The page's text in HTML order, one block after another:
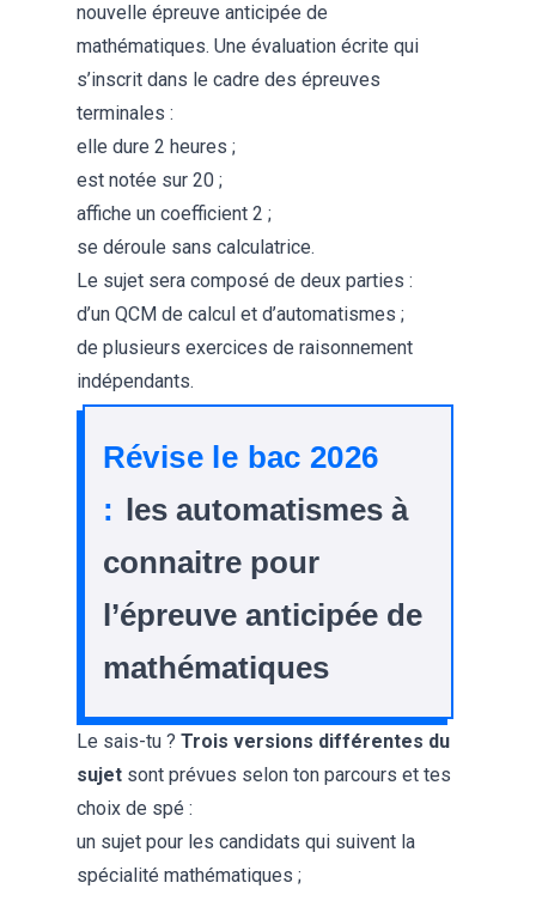
nouvelle épreuve anticipée de
mathématiques. Une évaluation écrite qui
s’inscrit dans le cadre des épreuves
terminales :
elle dure 2 heures ;
est notée sur 20 ;
affiche un coefficient 2 ;
se déroule sans calculatrice.
Le sujet sera composé de deux parties :
d’un QCM de calcul et d’automatismes ;
de plusieurs exercices de raisonnement
indépendants.
Révise le bac 2026
:
les automatismes à
connaitre pour
l’épreuve anticipée de
mathématiques
Le sais-tu ? Trois versions différentes du
sujet sont prévues selon ton parcours et tes
choix de spé :
un sujet pour les candidats qui suivent la
spécialité mathématiques ;